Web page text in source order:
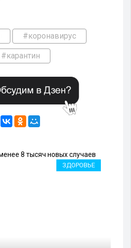
#коронавирус
#карантин
ЗДОРОВЬЕ